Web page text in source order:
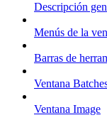
Descripción
Menús de la
Barras de
Ventana
Ventana Image